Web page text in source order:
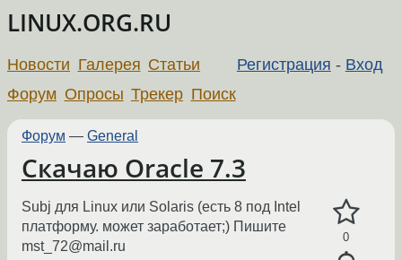
LINUX.ORG.RU
Регистрация - Вход
Новости Галерея Статьи
Форум Опросы Трекер Поиск
Форум — General
Скачаю Oracle 7.3
0
Subj для Linux или Solaris (есть 8 под Intel
платформу. может заработает;) Пишите
mst_72@mail.ru